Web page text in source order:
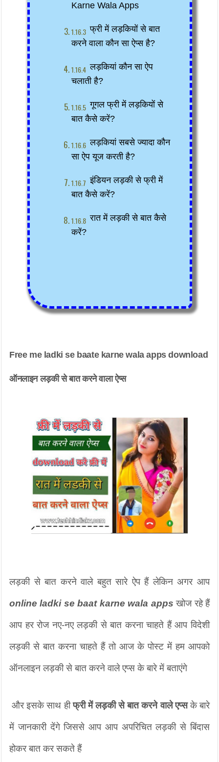
Karne Wala Apps
फ्री में लड़कियों से बात
करने वाला कौन सा ऐप्स है?
लड़कियां कौन सा ऐप
चलाती है?
गूगल फ्री में लड़कियों से
बात कैसे करें?
लड़कियां सबसे ज्यादा कौन
सा ऐप यूज करती है?
इंडियन लड़की से फ्री में
बात कैसे करें?
रात में लड़की से बात कैसे
करें?
Free me ladki se baate karne wala apps download
ऑनलाइन लड़की से बात करने वाला ऐप्स
लड़की से बात करने वाले बहुत सारे ऐप हैं लेकिन अगर आप
online ladki se baat karne wala apps खोज रहे हैं
आप हर रोज नए-नए लड़की से बात करना चाहते हैं आप विदेशी
लड़की से बात करना चाहते हैं तो आज के पोस्ट में हम आपको
ऑनलाइन लड़की से बात करने वाले एप्स के बारे में बताएंगे
और इसके साथ ही फ्री में लड़की से बात करने वाले एप्स के बारे
में जानकारी देंगे जिससे आप आप अपरिचित लड़की से बिंदास
होकर बात कर सकते हैं